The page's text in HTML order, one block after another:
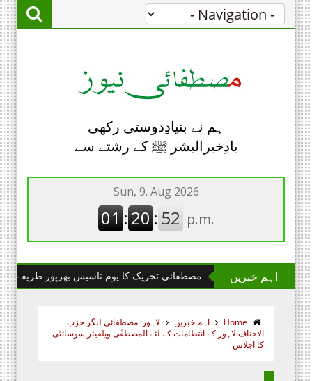
ہم نے بنیادِدوستی رکھی
یادِخیرالبشر ﷺ کے رشتے سے
اہم خبریں
چھانگا مانگا : مصطفائی تحریک کا یوم تاسیس بھرپور طریقے سے منایا
Home اہم خبریں
لاہور: مصطفائی لنگر حزب
الاحناف لاہور کے انتظامات کے لئے المصطفٰی ویلفیئر سوسائٹی
کا اجلاس